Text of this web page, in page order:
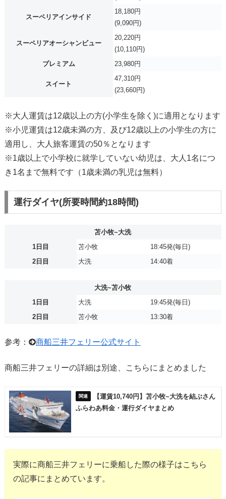
スーペリアインサイド
18,180円
(9,090円)
スーペリアオーシャンビュー
20,220円
(10,110円)
プレミアム
23,980円
スイート
47,310円
(23,660円)
※大人運賃は12歳以上の方(小学生を除く)に適用となります
※小児運賃は12歳未満の方、及び12歳以上の小学生の方に
適用し、大人旅客運賃の50％となります
※1歳以上で小学校に就学していない幼児は、大人1名につ
き1名まで無料です（1歳未満の乳児は無料）
運行ダイヤ(所要時間約18時間)
苫小牧~大洗
1日目
苫小牧
18:45発(毎日)
2日目
大洗 14:40着
大洗~苫小牧
1日目
大洗
19:45発(毎日)
2日目
苫小牧 13:30着
参考： 商船三井フェリー公式サイト
商船三井フェリーの詳細は別途、こちらにまとめました
【運賃10,740円】苫小牧~大洗を結ぶさん
ふらわあ料金・運行ダイヤまとめ
実際に商船三井フェリーに乗船した際の様子はこちら
の記事にまとめています。